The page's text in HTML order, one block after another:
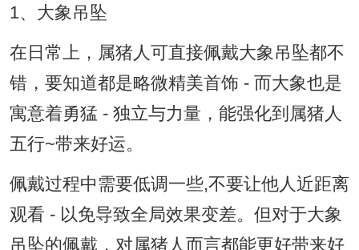
1、大象吊坠
在日常上，属猪人可直接佩戴大象吊坠都不
错，要知道都是略微精美首饰 - 而大象也是
寓意着勇猛 - 独立与力量，能强化到属猪人
五行~带来好运。
佩戴过程中需要低调一些,不要让他人近距离
观看 - 以免导致全局效果变差。但对于大象
吊坠的佩戴，对属猪人而言都能更好带来好